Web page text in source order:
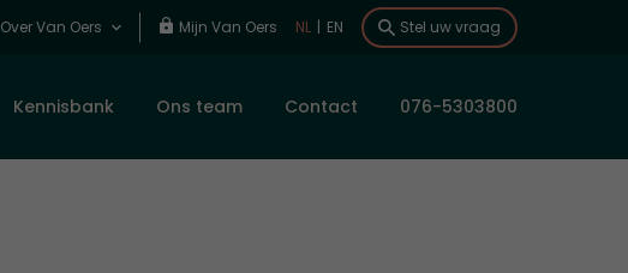
Over Van Oers Mijn Van Oers NL | EN Stel uw vraag
Kennisbank Ons team Contact 076-5303800